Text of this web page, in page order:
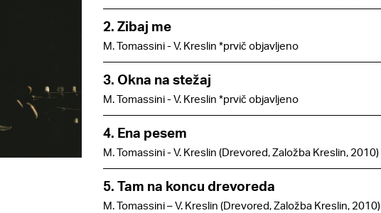
2. Zibaj me
M. Tomassini - V. Kreslin *prvič objavljeno
3. Okna na stežaj
M. Tomassini - V. Kreslin *prvič objavljeno
4. Ena pesem
M. Tomassini - V. Kreslin (Drevored, Založba Kreslin, 2010)
5. Tam na koncu drevoreda
M. Tomassini – V. Kreslin (Drevored, Založba Kreslin, 2010)